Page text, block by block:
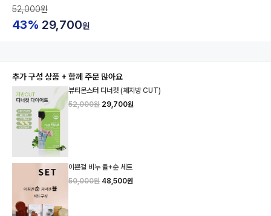
52,000원
43% 29,700원
추가 구성 상품 + 함께 주문 많아요
뷰티몬스터 디너컷 (체지방 CUT)
52,000원 29,700원
이쁜걸 비누 율+순 세트
50,000원 48,500원